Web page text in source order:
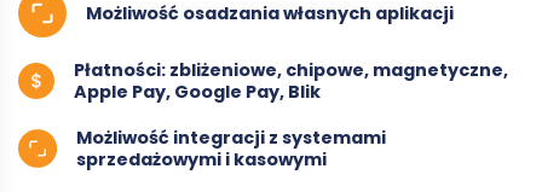
Możliwość osadzania własnych aplikacji
Płatności: zbliżeniowe, chipowe, magnetyczne,
Apple Pay, Google Pay, Blik
Możliwość integracji z systemami
sprzedażowymi i kasowymi